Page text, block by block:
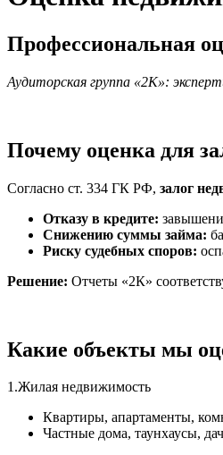
Профессиональная
Аудиторская группа «2К»:
Почему оценка для
Согласно ст. 334 ГК РФ, залог
Отказу в кредите:
Снижению суммы займа:
Риску судебных споров:
Решение: Отчеты «2К»
Какие объекты мы
1.Жилая недвижимость
Квартиры, апартаменты,
Частные дома, таунхаусы,